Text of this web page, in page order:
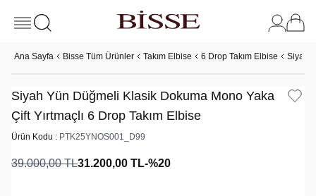
Ana Sayfa Bisse Tüm Ürünler Takım Elbise 6 Drop Takım Elbise Siyah
Siyah Yün Düğmeli Klasik Dokuma Mono Yaka
Çift Yırtmaçlı 6 Drop Takım Elbise
Ürün Kodu : PTK25YNOS001_D99
39.000,00TL31.200,00 TL-%20